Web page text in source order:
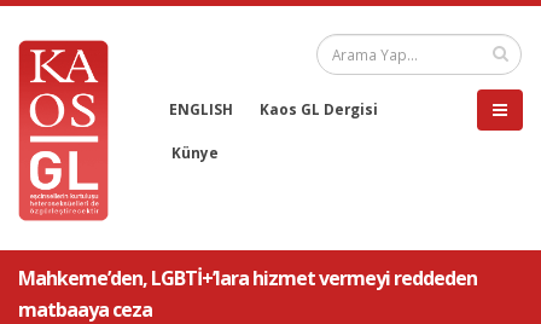
ENGLISH Kaos GL Dergisi
Künye
Mahkeme’den, LGBTİ+’lara hizmet vermeyi reddeden
matbaaya ceza